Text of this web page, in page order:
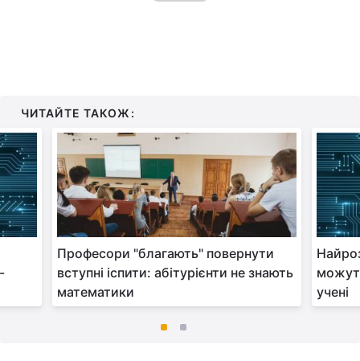
ЧИТАЙТЕ ТАКОЖ:
Професори "благають" повернути
вступні іспити: абітурієнти не знають
математики
учені